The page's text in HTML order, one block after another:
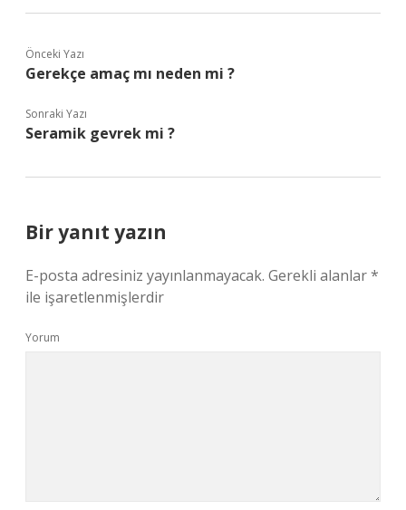
Önceki Yazı
Gerekçe amaç mı neden mi ?
Sonraki Yazı
Seramik gevrek mi ?
Bir yanıt yazın
E-posta adresiniz yayınlanmayacak. Gerekli alanlar*
ile işaretlenmişlerdir
Yorum